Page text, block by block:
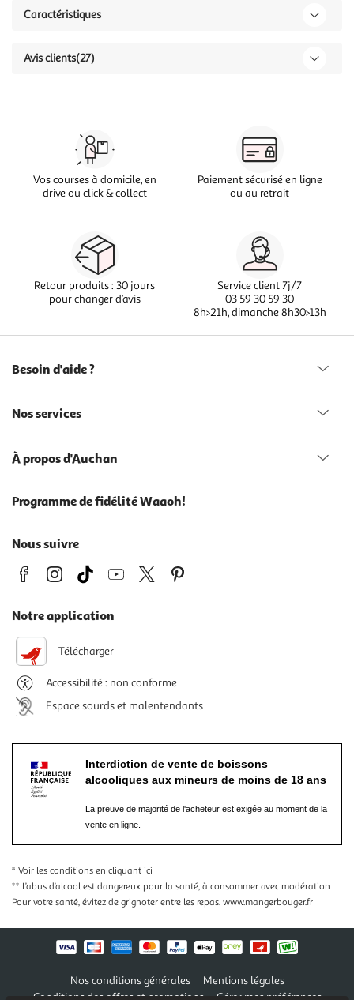
Caractéristiques
Avis clients(27)
Vos courses à domicile, en
drive ou click & collect
Paiement sécurisé en ligne
ou au retrait
Retour produits : 30 jours
pour changer d’avis
Service client 7j/7
03 59 30 59 30
8h>21h, dimanche 8h30>13h
Besoin d'aide ?
Nos services
À propos d'Auchan
Programme de fidélité Waaoh!
Nous suivre
Notre application
Télécharger
Accessibilité : non conforme
Espace sourds et malentendants
Interdiction de vente de boissons
alcooliques aux mineurs de moins de 18 ans
La preuve de majorité de l'acheteur est exigée au moment de la
vente en ligne.
* Voir les conditions en cliquant ici
** L’abus d’alcool est dangereux pour la santé, à consommer avec modération
Pour votre santé, évitez de grignoter entre les repas. www.mangerbouger.fr
Nos conditions générales
Mentions légales